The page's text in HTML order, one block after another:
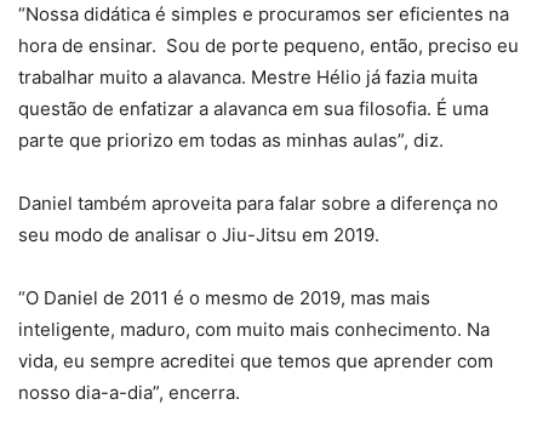
“Nossa didática é simples e procuramos ser eficientes na
hora de ensinar. Sou de porte pequeno, então, preciso eu
trabalhar muito a alavanca. Mestre Hélio já fazia muita
questão de enfatizar a alavanca em sua filosofia. É uma
parte que priorizo em todas as minhas aulas”, diz.
Daniel também aproveita para falar sobre a diferença no
seu modo de analisar o Jiu-Jitsu em 2019.
“O Daniel de 2011 é o mesmo de 2019, mas mais
inteligente, maduro, com muito mais conhecimento. Na
vida, eu sempre acreditei que temos que aprender com
nosso dia-a-dia”, encerra.